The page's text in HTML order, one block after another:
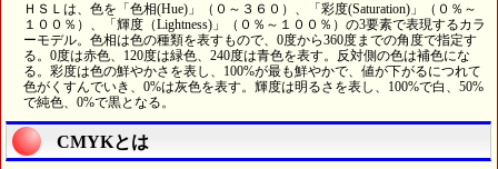
ＨＳＬは、色を「色相(Hue)」（０～３６０）、「彩度(Saturation)」（０％～
１００％）、「輝度（Lightness)」（０％～１００％）の3要素で表現するカラ
ーモデル。色相は色の種類を表すもので、0度から360度までの角度で指定す
る。0度は赤色、120度は緑色、240度は青色を表す。反対側の色は補色にな
る。彩度は色の鮮やかさを表し、100%が最も鮮やかで、値が下がるにつれて
色がくすんでいき、0%は灰色を表す。輝度は明るさを表し、100%で白、50%
で純色、0%で黒となる。
CMYKとは